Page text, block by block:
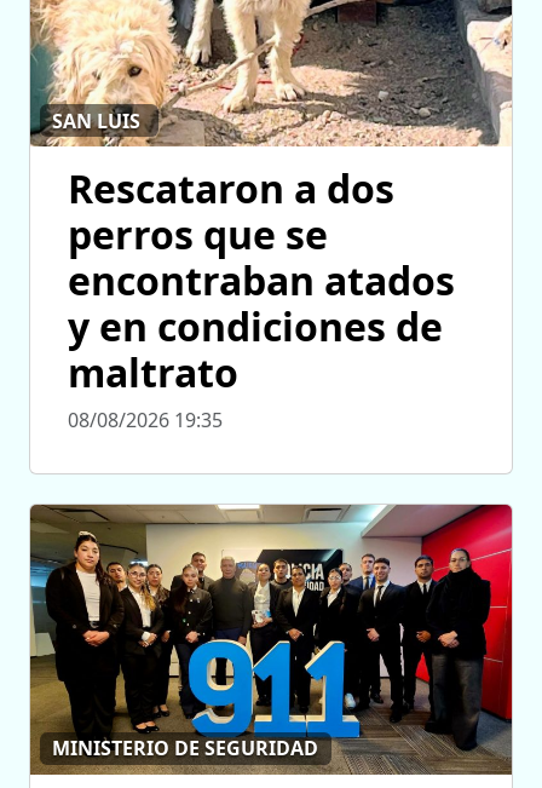
SAN LUIS
Rescataron a dos
perros que se
encontraban atados
y en condiciones de
maltrato
08/08/2026 19:35
MINISTERIO DE SEGURIDAD